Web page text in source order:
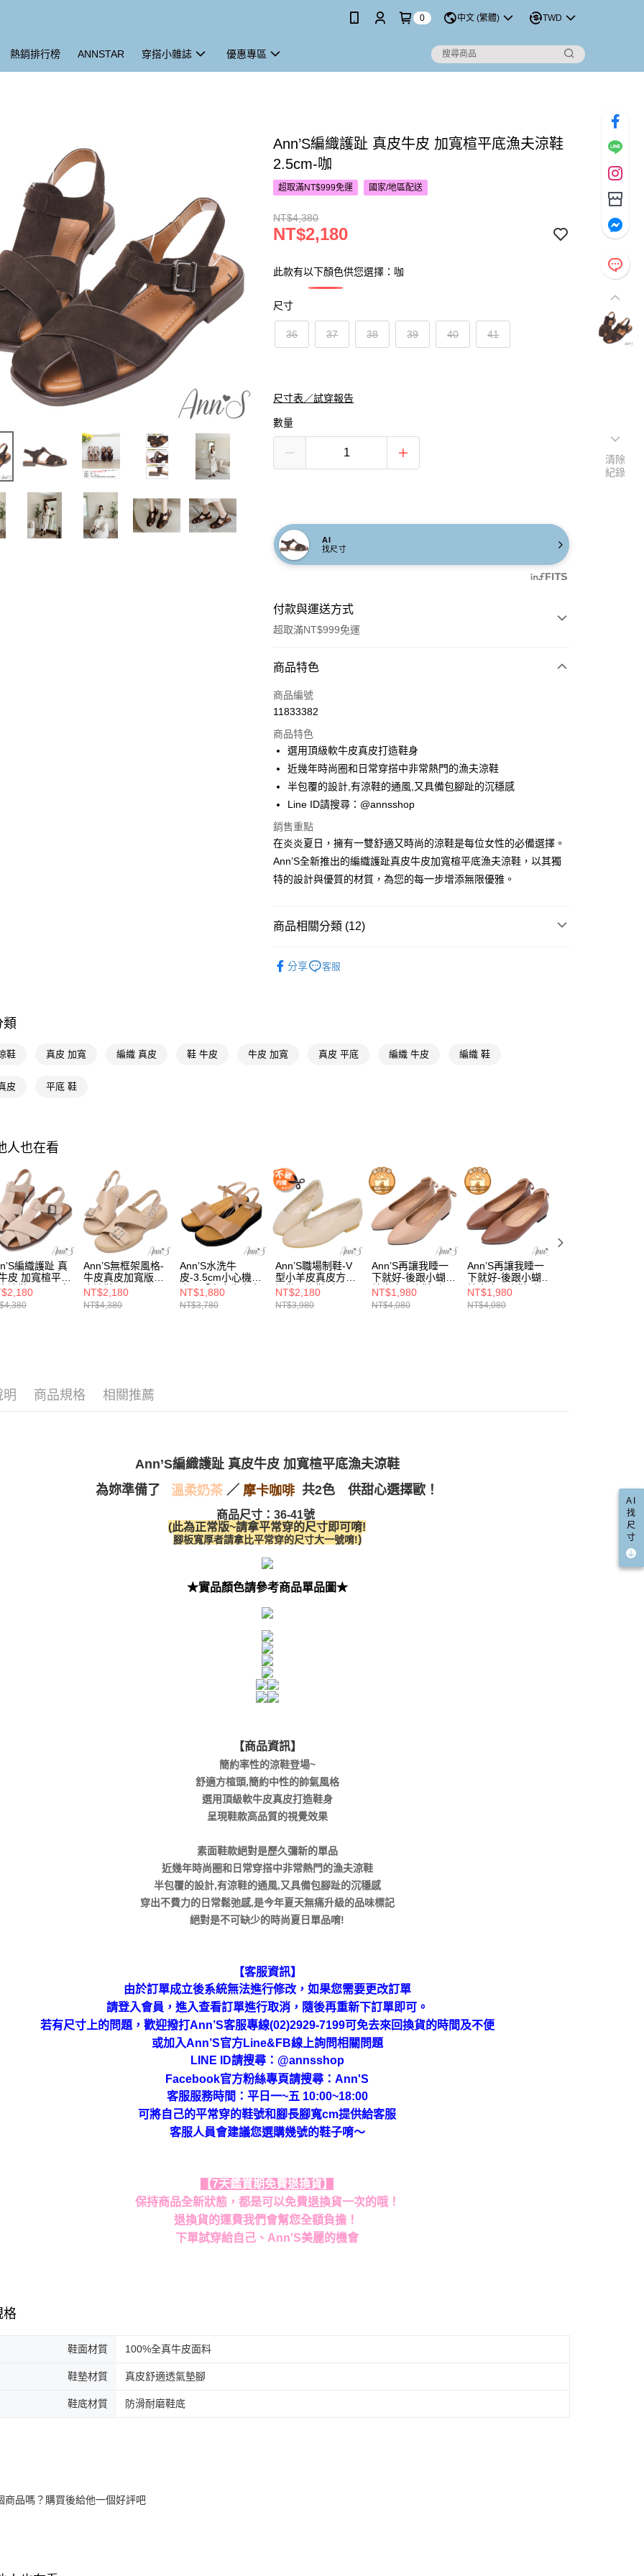
0 中文 (繁體) TWD
熱銷排行榜 ANNSTAR 穿搭小雜誌 優惠專區
Ann’S編織護趾 真皮牛皮 加寬楦平底漁夫涼鞋
2.5cm-咖
超取滿NT$999免運 國家/地區配送
NT$4,380
NT$2,180
此款有以下顏色供您選擇：咖
尺寸
36 37 38 39 40 41
尺寸表／試穿報告
數量
AI
找尺寸
付款與運送方式
超取滿NT$999免運
付款方式
信用卡一次付款
3 期 0 利率 每期 NT$726
合作金庫商業銀行
第一商業銀行
華南商業銀行
彰化商業銀行
國泰世華商業銀行
臺灣中小企業銀行
匯豐（台灣）商業銀行
華泰商業銀行
聯邦商業銀行
遠東國際商業銀行
玉山商業銀行
星展（台灣）商業銀行
6 期 0 利率 每期NT$363
合作金庫商業銀行
第一商業銀行
華南商業銀行
國泰世華商業銀行
臺灣中小企業銀行
台中商業銀行
匯豐（台灣）商業銀行
華泰商業銀行
聯邦商業銀行
遠東國際商業銀行
台新國際商業銀行
購物金
LINE Pay
悠遊付
1.本服務由台灣大哥大提供，台灣大哥大用戶可立即使用無須另外申請。
2.付款方式選擇「大哥付你分期」，訂單成立後會自動跳轉到大哥付的交易
醒簡訊。
2.透過簡訊連結打開帳單後，可選擇「超商條碼／台灣大直營門市／銀行轉
帳／街口支付／iPASS MONEY」等通路繳費。
【注意事項】
1.本服務係由「台灣大哥大股份有限公司」（以下簡稱本公司）所提供，讓
用戶於交易時，得透過本服務購買商品或服務，並由商店將買賣／分期付
款買賣價金債權讓與本公司後，依約使用本公司帳單繳交帳款。
2.基於同意付款使用「大哥付你分期」之契約關係目的，商店將以您的個人
資料（包含姓名、電話或地址）提供予台灣大哥大進項蒐集、處理及利
用，由本公司與您本人進行分期帳單所需資料之確認、核對及更正。
相關說明
【「AFTEE先享後付」結帳流程】
１．於結帳方式選擇「AFTEE先享後付」後，將跳轉至「AFTEE先享後
付」結帳頁面，進行簡訊認證並確認金額後，即可完成結帳。
２．訂單成立數日內，您將收到繳費通知簡訊。
３．收到繳費通知簡訊後14天內，點擊此簡訊中的連結，可透過四大超商
／ATM／網路銀行／等多元方式進行付款，方視為交易完成。
※ 請注意：結帳手續完成當下不需立刻繳費，但若您需要取消訂單，請聯
絡購買商品的店家。未經商家同意取消之訂單仍視為有效，需透過AFTEE
先享後付繳納相關費用。
※ 交易是否成功請以「AFTEE先享後付 」之結帳頁面顯示為準，若有關於
是否繳費成功／繳費後需取消欲退款等相關疑問，請聯繫「AFTEE先享後
付客戶支援中心」
https://netprotections.freshdesk.com/support/home
即時審查核予不同之上限額度；若仍有額度不足之情形，本公司將視審查
５．嚴禁一人註冊多個帳號或使用他人資訊註冊。若發現惡意使用之情
動。
每筆NT$100，滿NT$999(含以上)免運費
付款後全家取貨
每筆NT$100，滿NT$999(含以上)免運費
萊爾富付款取貨
每筆NT$100，滿NT$999(含以上)免運費
付款後萊爾富取貨
每筆NT$100，滿NT$999(含以上)免運費
國家/地區配送(非順豐配送，勿填寫順豐智能櫃地址)
國家/地區配送(限中國大陸地區)
商品特色
商品編號
11833382
商品特色
選用頂級軟牛皮真皮打造鞋身
近幾年時尚圈和日常穿搭中非常熱門的漁夫涼鞋
半包覆的設計,有涼鞋的通風,又具備包腳趾的沉穩感
Line ID請搜尋：@annsshop
銷售重點
在炎炎夏日，擁有一雙舒適又時尚的涼鞋是每位女性的必備選擇。
Ann’S全新推出的編織護趾真皮牛皮加寬楦平底漁夫涼鞋，以其獨
特的設計與優質的材質，為您的每一步增添無限優雅。
商品相關分類 (12)
選顏色 咖色
選腳型
選材質 真皮
海外港澳直送專區
分享 客服
類
鞋 真皮 加寬 編織 真皮 鞋 牛皮 牛皮 加寬 真皮 平底 編織 牛皮 編織 鞋
皮 平底 鞋
人也在看
編織護趾 真
皮 加寬楦平底
涼鞋2.5cm-杏
Ann’S無框架風格-
牛皮真皮加寬版平
底涼鞋3.5cm-杏
NT$2,180
NT$4,380
Ann’S水洗牛
皮-3.5cm小心機厚
底！「真皮牛皮素
面一字」方頭涼鞋-
杏
NT$1,880
NT$3,780
Ann’S職場制鞋-V
型小羊皮真皮方頭
通勤平底鞋-杏
NT$2,180
NT$3,980
Ann’S再讓我睡一
下就好-後跟小蝴蝶
結真皮平底鞋-杏
(升級足弓鞋墊)
NT$1,980
NT$4,080
Ann’S再讓我睡一
下就好-後跟小蝴蝶
結真皮平底鞋-咖
(升級足弓鞋墊)
NT$1,980
NT$4,080
明 商品規格 相關推薦
Ann’S編織護趾 真皮牛皮 加寬楦平底漁夫涼鞋
為妳準備了
溫柔奶茶 ／ 摩卡咖啡 共2色 供甜心選擇歐！
商品尺寸：36-41號
(此為正常版~請拿平常穿的尺寸即可唷!
腳板寬厚者請拿比平常穿的尺寸大一號唷!)
★實品顏色請參考商品單品圖★
【商品資訊】
簡約率性的涼鞋登場~
舒適方楦頭,簡約中性的帥氣風格
選用頂級軟牛皮真皮打造鞋身
呈現鞋款高品質的視覺效果
素面鞋款絕對是歷久彌新的單品
近幾年時尚圈和日常穿搭中非常熱門的漁夫涼鞋
半包覆的設計,有涼鞋的通風,又具備包腳趾的沉穩感
穿出不費力的日常鬆弛感,是今年夏天無痛升級的品味標記
絕對是不可缺少的時尚夏日單品唷!
【客服資訊】
由於訂單成立後系統無法進行修改，如果您需要更改訂單
請登入會員，進入查看訂單進行取消，隨後再重新下訂單即可。
若有尺寸上的問題，歡迎撥打Ann’S客服專線(02)2929-7199可免去來回換貨的時間及不便
或加入Ann’S官方Line&FB線上詢問相關問題
LINE ID請搜尋： @annsshop
Facebook官方粉絲專頁請搜尋：Ann'S
客服服務時間：平日一~五 10:00~18:00
可將自己的平常穿的鞋號和腳長腳寬cm提供給客服
客服人員會建議您選購幾號的鞋子唷～
【7天鑑賞期免費退換貨】
保持商品全新狀態，都是可以免費退換貨一次的哦！
退換貨的運費我們會幫您全額負擔！
下單試穿給自己、Ann'S美麗的機會
格
鞋面材質 100%全真牛皮面料
鞋墊材質 真皮舒適透氣墊腳
鞋底材質 防滑耐磨鞋底
商品嗎？購買後給他一個好評吧
清除
紀錄
AI
找
尺
寸